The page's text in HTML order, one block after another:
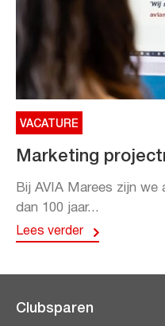
VACATURE
Marketing
Bij AVIA Marees zijn
dan 100 jaar...
Lees verder
Clubsparen